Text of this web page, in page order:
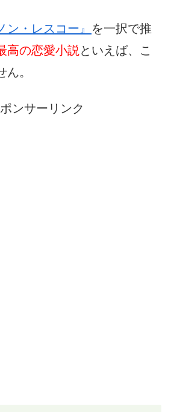
ン・レスコー』 を一択で推
高の恋愛小説 といえば、こ
。
ンサーリンク